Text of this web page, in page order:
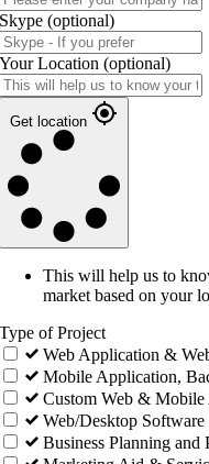
Skype (optional)
Your Location (optional)
Get location
This will help us to
market based on your
Type of Project
Web Application &
Mobile Application,
Custom Web & Mobile
Web/Desktop
Business Planning and